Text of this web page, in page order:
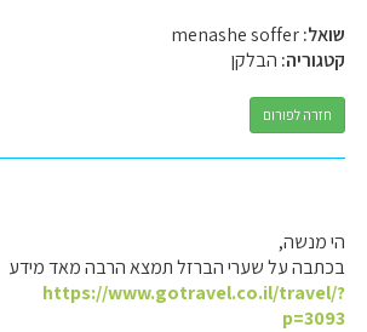
שואל:
קטגוריה: הבלקן
חזרה לפורום
הי מנשה,
בכתבה על שערי הברזל תמצא הרבה מאד מידע
https://www.gotravel.co.il/travel/?
p=3093